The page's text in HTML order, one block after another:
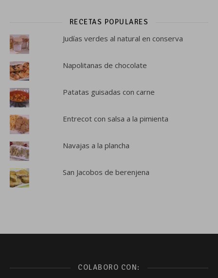
RECETAS POPULARES
Judías verdes al natural en conserva
Napolitanas de chocolate
Patatas guisadas con carne
Entrecot con salsa a la pimienta
Navajas a la plancha
San Jacobos de berenjena
COLABORO CON: